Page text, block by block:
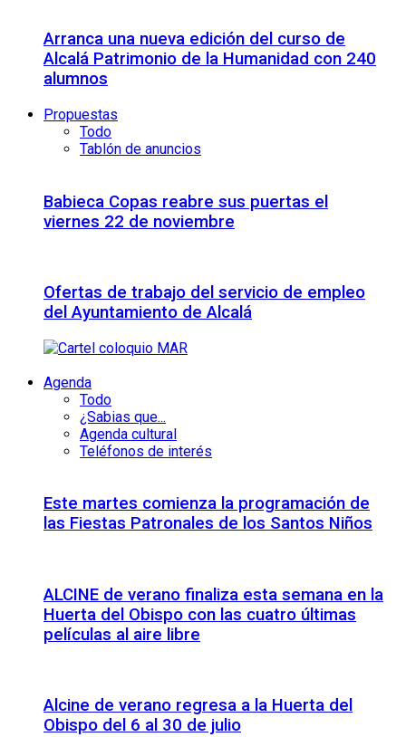
Arranca una nueva edición del curso de
Alcalá Patrimonio de la Humanidad con 240
alumnos
Propuestas
Todo
Tablón de anuncios
Babieca Copas reabre sus puertas el
viernes 22 de noviembre
Ofertas de trabajo del servicio de empleo
del Ayuntamiento de Alcalá
Agenda
Todo
¿Sabias que...
Agenda cultural
Teléfonos de interés
Este martes comienza la programación de
las Fiestas Patronales de los Santos Niños
ALCINE de verano finaliza esta semana en la
Huerta del Obispo con las cuatro últimas
películas al aire libre
Alcine de verano regresa a la Huerta del
Obispo del 6 al 30 de julio